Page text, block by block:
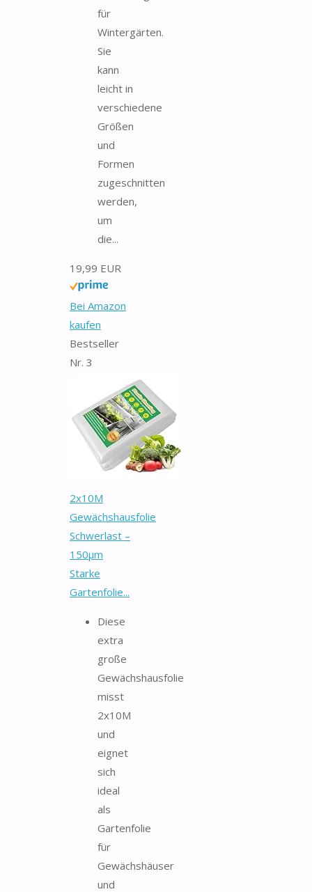
für
Wintergärten.
Sie
kann
leicht in
verschiedene
Größen
und
Formen
zugeschnitten
werden,
um
die...
19,99 EUR
Bei Amazon
kaufen
Bestseller
Nr. 3
2x10M
Gewächshausfolie
Schwerlast –
150µm
Starke
Gartenfolie...
Diese
extra
große
Gewächshausfolie
misst
2x10M
und
eignet
sich
ideal
als
Gartenfolie
für
Gewächshäuser
und